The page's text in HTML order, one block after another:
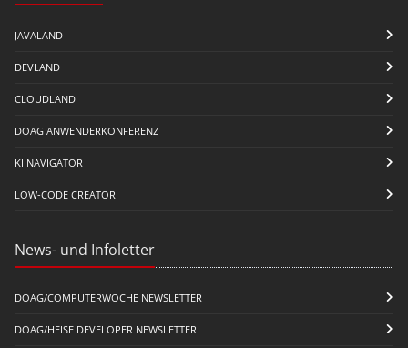
JAVALAND
DEVLAND
CLOUDLAND
DOAG ANWENDERKONFERENZ
KI NAVIGATOR
LOW-CODE CREATOR
News- und Infoletter
DOAG/COMPUTERWOCHE NEWSLETTER
DOAG/HEISE DEVELOPER NEWSLETTER